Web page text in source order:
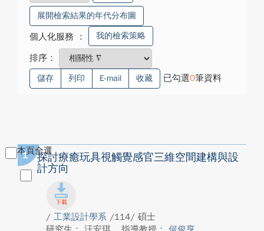
展開檢索結果的年代分布圖
個人化服務 ： 我的檢索策略
排序：
儲存 列印 E-mail 收藏 已勾選0筆資料
本頁全選
1
探討療癒玩具視觸覺感官三維空間建構與設
計方向
/ 工業設計學系 /114/ 碩士